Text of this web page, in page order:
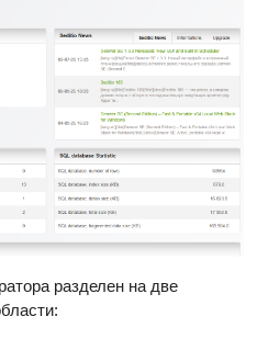
разделен на две